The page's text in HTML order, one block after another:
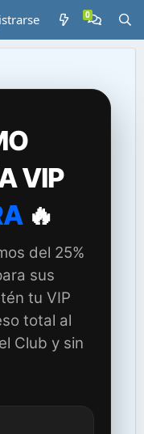
VIP
🔥
del 25%
sus
tu VIP
total al
Club y sin